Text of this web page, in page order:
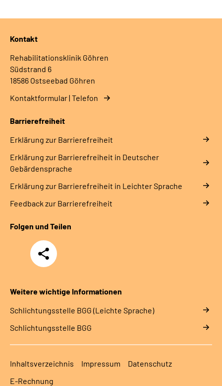
Kontakt
Rehabilitationsklinik Göhren
Südstrand 6
18586 Ostseebad Göhren
Kontaktformular | Telefon
Barrierefreiheit
Erklärung zur Barrierefreiheit
Erklärung zur Barrierefreiheit in Deutscher
Gebärdensprache
Erklärung zur Barrierefreiheit in Leichter Sprache
Feedback zur Barrierefreiheit
Folgen und Teilen
Teilen
Weitere wichtige Informationen
Schlich­tungs­stel­le BGG (Leichte Sprache)
Schlich­tungs­stel­le BGG
Inhaltsverzeichnis Impressum
Datenschutz
E-Rechnung